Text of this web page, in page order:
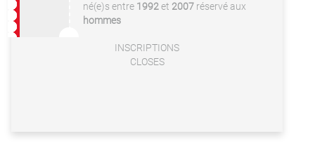
né(e)s entre 1992et 2007 réservé aux
hommes
INSCRIPTIONS
CLOSES